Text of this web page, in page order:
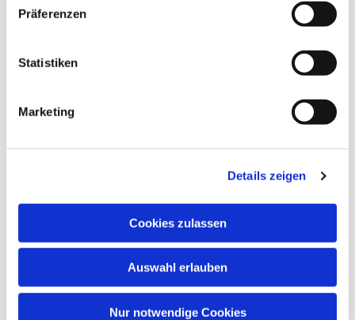
Präferenzen
Statistiken
Marketing
Details zeigen
Cookies zulassen
Auswahl erlauben
Nur notwendige Cookies